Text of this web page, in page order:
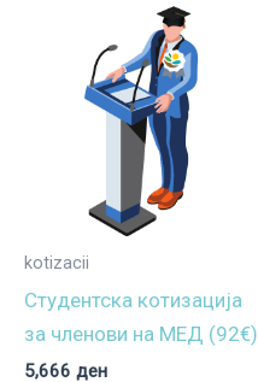
kotizacii
Студентска котизација
за членови на МЕД (92€)
5,666 ден